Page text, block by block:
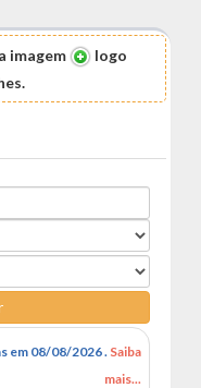
imagem
logo
em 08/08/2026 . Saiba
mais...